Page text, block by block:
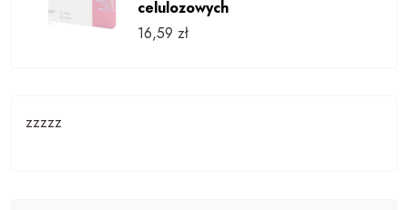
celulozowych
16,59 zł
zzzzz